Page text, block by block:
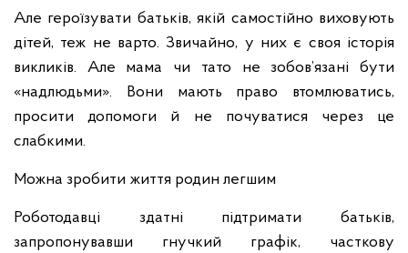
Але героїзувати батьків, якій самостійно виховують
дітей, теж не варто. Звичайно, у них є своя історія
викликів. Але мама чи тато не зобов’язані бути
«надлюдьми». Вони мають право втомлюватись,
просити допомоги й не почуватися через це
слабкими.
Можна зробити життя родин легшим
Роботодавці здатні підтримати батьків,
запропонувавши гнучкий графік, часткову